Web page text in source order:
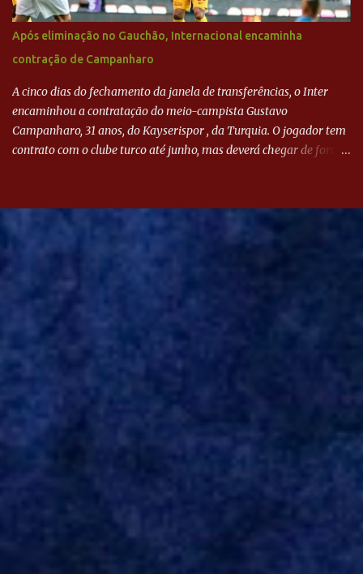
Após eliminação no Gauchão, Internacional encaminha
contração de Campanharo
A cinco dias do fechamento da janela de transferências, o Inter
encaminhou a contratação do meio-campista Gustavo
Campanharo, 31 anos, do Kayserispor , da Turquia. O jogador tem
contrato com o clube turco até junho, mas deverá chegar de forma
Evian, da França, Hellas Verona, da Itália, e Ludogorets, da
Bulgária. O último clube brasileiro foi a Chapecoense, em 2020.
Desde então, está no Kayserispor. Caso a negociação seja
opção de Mano Menezes no setor de meio-campo. Atualmente, na
Turquia, Gustavo Campanharo vem atuando como volante, mas
também pode ser utilizado mais avançado. Inter encaminha
contração de Campanharo de 31 anos